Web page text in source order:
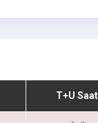
T+U Saat